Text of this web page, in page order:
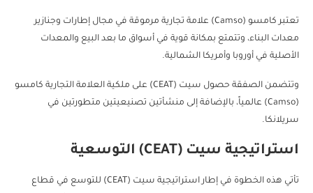
تعتبر كامسو (Camso) علامة تجارية مرموقة في مجال إطارات وجنازير
معدات البناء، وتتمتع بمكانة قوية في أسواق ما بعد البيع والمعدات
الأصلية في أوروبا وأمريكا الشمالية.
وتتضمن الصفقة حصول سيت (CEAT) على ملكية العلامة التجارية كامسو
(Camso) عالمياً، بالإضافة إلى منشأتين تصنيعيتين متطورتين في
سريلانكا.
استراتيجية سيت (CEAT) التوسعية
تأتي هذه الخطوة في إطار استراتيجية سيت (CEAT) للتوسع في قطاع